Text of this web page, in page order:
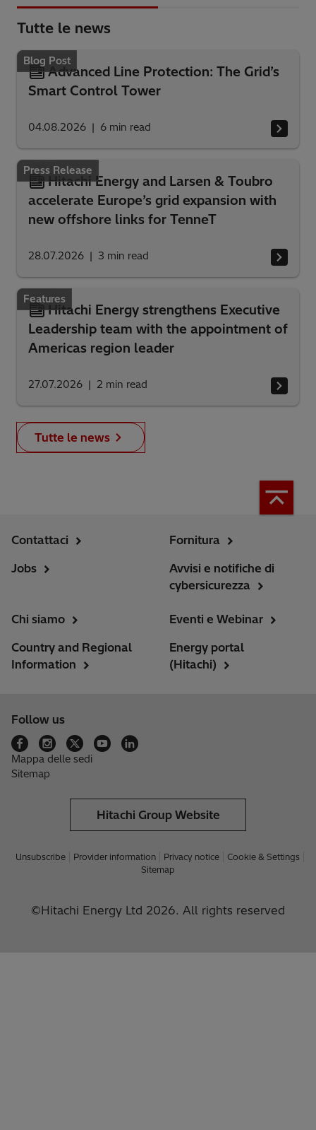
Tutte le news
Blog Post
Advanced Line Protection: The Grid’s
Smart Control Tower
04.08.2026 6 min read
Press Release
Hitachi Energy and Larsen & Toubro
accelerate Europe’s grid expansion with
new offshore links for TenneT
28.07.2026 3 min read
Features
Hitachi Energy strengthens Executive
Leadership team with the appointment of
Americas region leader
27.07.2026 2 min read
Tutte le news
Contattaci
Jobs
Fornitura
Avvisi e notifiche di
cybersicurezza
Chi siamo
Country and Regional
Information
Eventi e Webinar
Energy portal
(Hitachi)
Follow us
Mappa delle sedi
Sitemap
Hitachi Group Website
Unsubscribe Provider information Privacy notice
Cookie & Settings
Sitemap
©Hitachi Energy Ltd 2026. All rights reserved